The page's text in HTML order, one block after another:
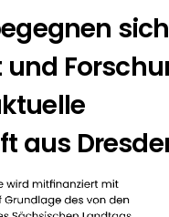
sich
aus